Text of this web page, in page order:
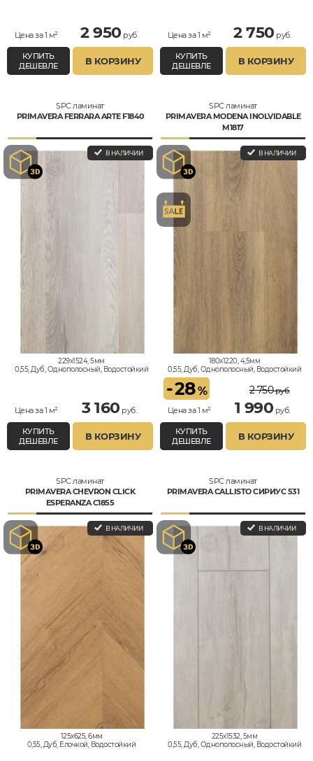
Цена за 1 м² 2 950 руб.
КУПИТЬ
ДЕШЕВЛЕ
В КОРЗИНУ
Цена за 1 м² 2 750 руб.
КУПИТЬ
ДЕШЕВЛЕ
В КОРЗИНУ
SPC ламинат
PRIMAVERA FERRARA ARTE F1840
В НАЛИЧИИ
229x1524, 5мм
0,55, Дуб, Однополосный, Водостойкий
Цена за 1 м² 3 160 руб.
КУПИТЬ
ДЕШЕВЛЕ
В КОРЗИНУ
SPC ламинат
PRIMAVERA MODENA INOLVIDABLE
M1817
В НАЛИЧИИ
180x1220, 4,5мм
0,55, Дуб, Однополосный, Водостойкий
-28%
Цена за 1 м²
2 750руб.
1 990 руб.
КУПИТЬ
ДЕШЕВЛЕ
В КОРЗИНУ
SPC ламинат
PRIMAVERA CHEVRON CLICK
ESPERANZA C1855
В НАЛИЧИИ
125x625, 6мм
0,55, Дуб, Елочкой, Водостойкий
SPC ламинат
PRIMAVERA CALLISTO СИРИУС 531
В НАЛИЧИИ
225x1532, 5мм
0,55, Дуб, Однополосный, Водостойкий